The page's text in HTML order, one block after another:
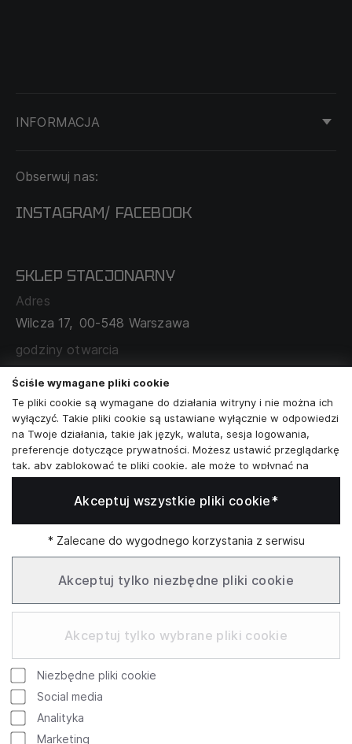
INFORMACJA
DOSTAWA I PŁATNOŚĆ
O NAS
MAPA SERWISU
ZAMÓWIENIA KORPORACYJNE
WSPÓŁPRACA Z PARTNERAMI
Obserwuj nas:
INSTAGRAM/ FACEBOOK
SKLEP STACJONARNY
Adres
Wilcza 17, 00-548 Warszawa
godziny otwarcia
poniedziałek - sobota: 11:00 - 19:00
Skontaktuj się z nami
+48573581161
info@reytel.pl
Whatsapp
Infolinia: Pn–Pt 09:00–17:00
© 2026 Reytel Wszelkie prawa zastrzeżone
4.9 754 review
Ściśle wymagane pliki cookie
Te pliki cookie są wymagane do działania witryny i nie można ich
wyłączyć. Takie pliki cookie są ustawiane wyłącznie w odpowiedzi
na Twoje działania, takie jak język, waluta, sesja logowania,
preferencje dotyczące prywatności. Możesz ustawić przeglądarkę
tak, aby zablokować te pliki cookie, ale może to wpłynąć na
sposób działania naszej witryny.
Analizy i statystyki
Marketing i retargeting
Te pliki cookie są zwykle ustawiane przez naszych partnerów
marketingowych i reklamowych. Mogą być przez nich
wykorzystywane do tworzenia profilu Twoich zainteresowań, a
następnie wyświetlania odpowiednich reklam. Jeśli nie zezwolisz
Twoich interesów.
Funkcjonalne pliki cookie
Te pliki cookie umożliwiają naszej witrynie oferowanie
dodatkowych funkcji i ustawień osobistych. Mogą być ustawione
przez nas lub przez zewnętrznych dostawców usług, których
umieściliśmy na naszych stronach. Jeśli nie zezwolisz na te pliki
cookie, te lub niektóre z tych usług może nie działać poprawnie.
Akceptuj wszystkie pliki cookie*
* Zalecane do wygodnego korzystania z serwisu
Akceptuj tylko niezbędne pliki cookie
Akceptuj tylko wybrane pliki cookie
Niezbędne pliki cookie
Social media
Analityka
Marketing